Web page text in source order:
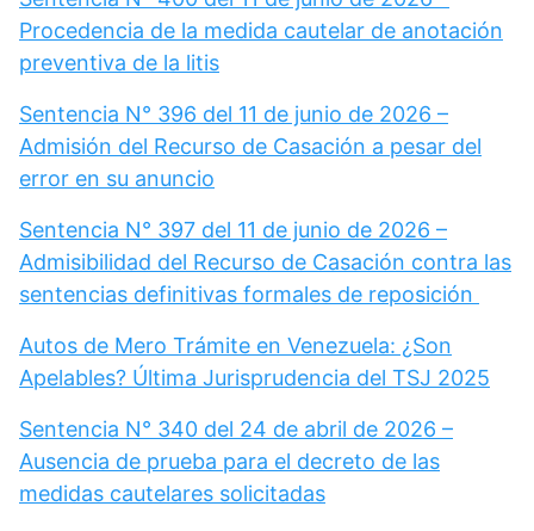
Procedencia de la medida cautelar de anotación
preventiva de la litis
Sentencia N° 396 del 11 de junio de 2026 –
Admisión del Recurso de Casación a pesar del
error en su anuncio
Sentencia N° 397 del 11 de junio de 2026 –
Admisibilidad del Recurso de Casación contra las
sentencias definitivas formales de reposición
Autos de Mero Trámite en Venezuela: ¿Son
Apelables? Última Jurisprudencia del TSJ 2025
Sentencia N° 340 del 24 de abril de 2026 –
Ausencia de prueba para el decreto de las
medidas cautelares solicitadas